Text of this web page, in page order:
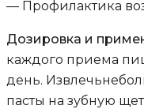
— Профилактика
Дозировка и
каждого приема
день.
пасты на зубную